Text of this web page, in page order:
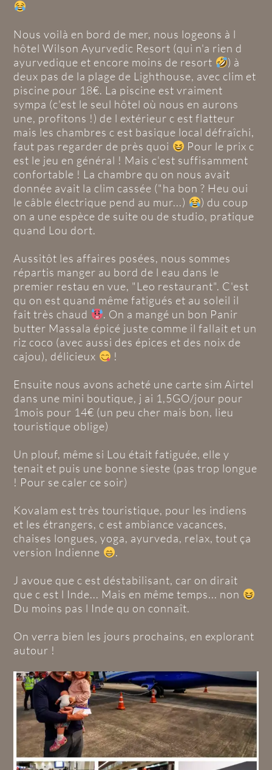
Nous voilà en bord de mer, nous logeons à l
hôtel Wilson Ayurvedic Resort (qui n'a rien d
ayurvedique et encore moins de resort
) à
deux pas de la plage de Lighthouse, avec clim et
piscine pour 18€. La piscine est vraiment
sympa (c'est le seul hôtel où nous en aurons
une, profitons !) de l extérieur c est flatteur
mais les chambres c est basique local défraîchi,
faut pas regarder de près quoi
Pour le prix c
est le jeu en général ! Mais c'est suffisamment
confortable ! La chambre qu on nous avait
donnée avait la clim cassée ("ha bon ? Heu oui
le câble électrique pend au mur...)
) du coup
on a une espèce de suite ou de studio, pratique
quand Lou dort.
Aussitôt les affaires posées, nous sommes
répartis manger au bord de l eau dans le
premier restau en vue, "Leo restaurant". C'est
qu on est quand même fatigués et au soleil il
fait très chaud
. On a mangé un bon Panir
butter Massala épicé juste comme il fallait et un
riz coco (avec aussi des épices et des noix de
cajou), délicieux
!
Ensuite nous avons acheté une carte sim Airtel
dans une mini boutique, j ai 1,5GO/jour pour
1mois pour 14€ (un peu cher mais bon, lieu
touristique oblige)
Un plouf, même si Lou était fatiguée, elle y
tenait et puis une bonne sieste (pas trop longue
! Pour se caler ce soir)
Kovalam est très touristique, pour les indiens
et les étrangers, c est ambiance vacances,
chaises longues, yoga, ayurveda, relax, tout ça
version Indienne
.
J avoue que c est déstabilisant, car on dirait
que c est l Inde... Mais en même temps... non
Du moins pas l Inde qu on connaît.
On verra bien les jours prochains, en explorant
autour !